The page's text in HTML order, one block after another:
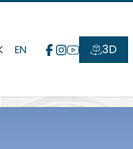
EN 3D